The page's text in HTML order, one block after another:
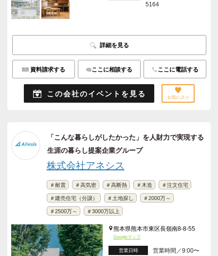
5164
この会社のイベントを見る お気に入り
詳細を見る
資料請求する ここに相談する ここに電話する
「こんな暮らしがしたかった」を人財力で実現する
生涯の暮らし提案企業グループ
株式会社アネシス
＃耐震 ＃高気密 ＃高断熱 ＃木造 ＃注文住宅
＃建売住宅（分譲） ＃土地探し ＃2000万～
＃2500万～ ＃3000万以上
熊本県熊本市東区長嶺南8-8-55
Googleマップ
営業日時
営業時間／9:00〜